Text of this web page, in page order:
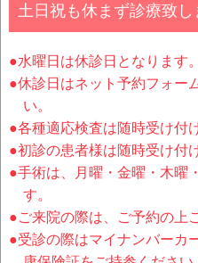
土日祝も休まず診療致し
●水曜日は休診日となります。
●休診日はネット予約フォー
い。
●各種適応検査は随時受け付
●初診の患者様は随時受け付
●手術は、月曜・金曜・木曜
す。
●ご来院の際は、ご予約の上
●受診の際はマイナンバーカ